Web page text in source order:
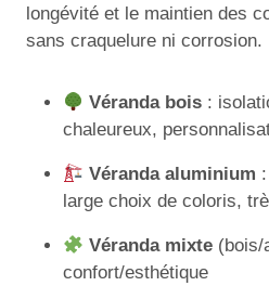
longévité et le maintien des
sans craquelure ni corrosion.
Véranda bois :
chaleureux,
Véranda aluminium
large choix de coloris,
Véranda mixte (bois/
confort/esthétique